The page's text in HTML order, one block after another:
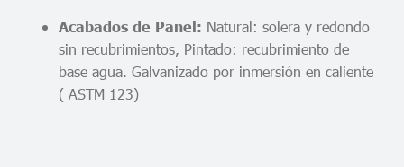
Acabados de Panel: Natural: solera y redondo
sin recubrimientos, Pintado: recubrimiento de
base agua. Galvanizado por inmersión en caliente
( ASTM 123)